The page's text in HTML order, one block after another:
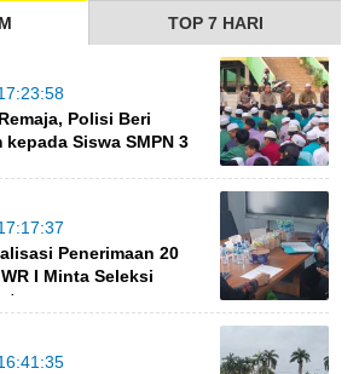
TOP 7 HARI
Polisi Beri
Siswa SMPN 3
Penerimaan 20
I Minta Seleksi